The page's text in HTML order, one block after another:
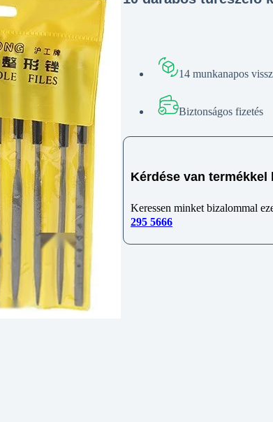
14 munkanapos
Biztonságos fizetés
Kérdése van termékkel
Keressen minket bizalommal
295 5666